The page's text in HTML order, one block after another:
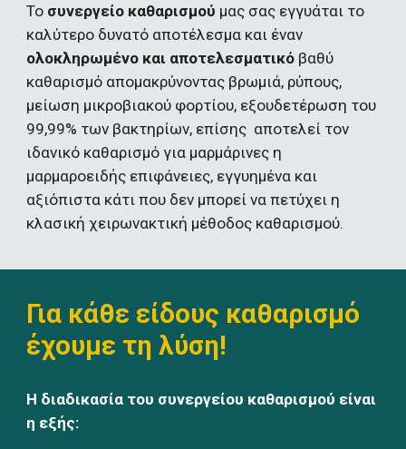
Το συνεργείο καθαρισμού μας σας εγγυάται το
ολοκληρωμένο και αποτελεσματικό βαθύ
καθαρισμό απομακρύνοντας βρωμιά, ρύπους,
μείωση μικροβιακού φορτίου, εξουδετέρωση του
99,99% των βακτηρίων, επίσης  αποτελεί τον
ιδανικό καθαρισμό για μαρμάρινες η
μαρμαροειδής επιφάνειες, εγγυημένα και
αξιόπιστα κάτι που δεν μπορεί να πετύχει η
κλασική χειρωνακτική μέθοδος καθαρισμού.
Για κάθε είδους καθαρισμό
έχουμε τη λύση!
Η διαδικασία του συνεργείου καθαρισμού είναι
η εξής: